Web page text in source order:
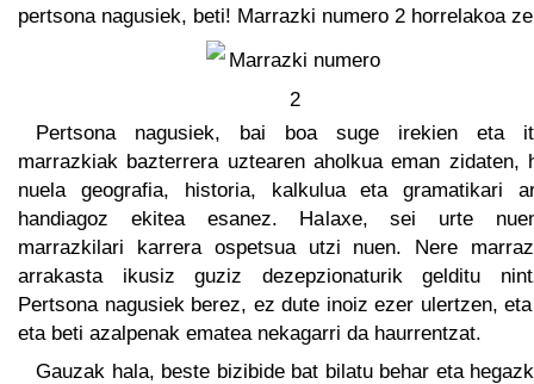
pertsona nagusiek, beti! Marrazki numero 2 horrelakoa
Pertsona nagusiek, bai boa suge irekien eta
marrazkiak bazterrera uztearen aholkua eman zidaten,
nuela geografia, historia, kalkulua eta gramatikari
handiagoz ekitea esanez. Halaxe, sei urte
marrazkilari karrera ospetsua utzi nuen. Nere
arrakasta ikusiz guziz dezepzionaturik gelditu
Pertsona nagusiek berez, ez dute inoiz ezer ulertzen,
eta beti azalpenak ematea nekagarri da haurrentzat.
Gauzak hala, beste bizibide bat bilatu behar eta